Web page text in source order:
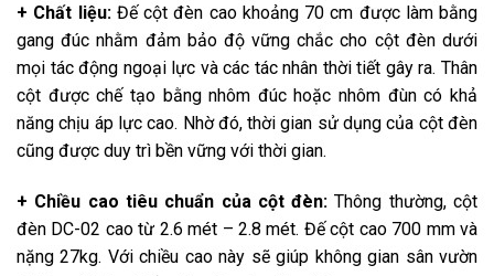
+ Chất liệu:Đế cột đèn cao khoảng 70 cm được làm bằng
gang đúc nhằm đảm bảo độ vững chắc cho cột đèn dưới
mọi tác động ngoại lực và các tác nhân thời tiết gây ra. Thân
cột được chế tạo bằng nhôm đúc hoặc nhôm đùn có khả
năng chịu áp lực cao. Nhờ đó, thời gian sử dụng của cột đèn
cũng được duy trì bền vững với thời gian.
+ Chiều cao tiêu chuẩn của cột đèn: Thông thường, cột
đèn DC-02 cao từ 2.6 mét – 2.8 mét. Đế cột cao 700 mm và
nặng 27kg. Với chiều cao này sẽ giúp không gian sân vườn